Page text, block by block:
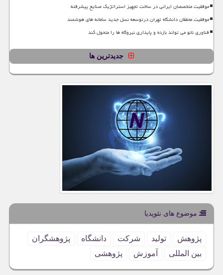
موفقیت متخصصان ایرانی در ساخت تجهیز استراتژیک صنایع پیشرفته
موفقیت محققان دانشگاه تهران درتوسعه نسل جدید سامانه های هوشمند
فناوری نانو می تواند بازده و پایداری نیروگاه ها را متحول کند
جدیدترین ها
موضوع های نئوپدیا
پژوهش تولید شركت دانشگاه
پژوهشگران
بین المللی
آموزش پژوهشی